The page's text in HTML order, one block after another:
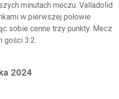
minutach meczu. Valladolid
w pierwszej połowie
sobie cenne trzy punkty. Mecz
gości 3:2.
2024